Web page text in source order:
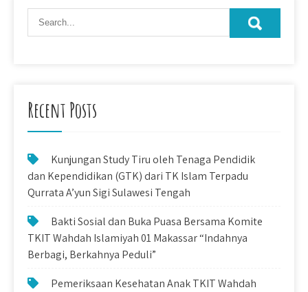
Recent Posts
Kunjungan Study Tiru oleh Tenaga Pendidik
dan Kependidikan (GTK) dari TK Islam Terpadu
Qurrata A’yun Sigi Sulawesi Tengah
Bakti Sosial dan Buka Puasa Bersama Komite
TKIT Wahdah Islamiyah 01 Makassar “Indahnya
Berbagi, Berkahnya Peduli”
Pemeriksaan Kesehatan Anak TKIT Wahdah